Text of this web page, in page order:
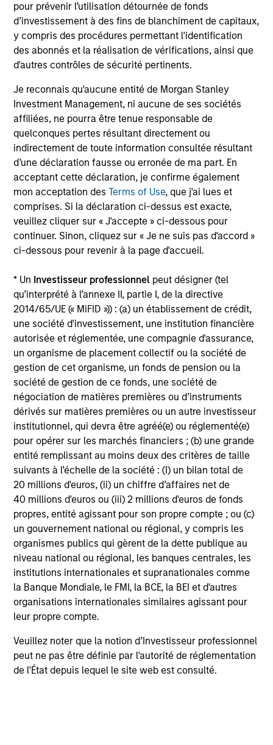
pour prévenir l’utilisation détournée de fonds
d’investissement à des fins de blanchiment de capitaux,
y compris des procédures permettant l'identification
des abonnés et la réalisation de vérifications, ainsi que
d'autres contrôles de sécurité pertinents.
Je reconnais qu'aucune entité de Morgan Stanley
Investment Management, ni aucune de ses sociétés
affiliées, ne pourra être tenue responsable de
quelconques pertes résultant directement ou
indirectement de toute information consultée résultant
d’une déclaration fausse ou erronée de ma part. En
acceptant cette déclaration, je confirme également
mon acceptation desTerms of Use, que j'ai lues et
comprises. Si la déclaration ci-dessus est exacte,
veuillez cliquer sur « J'accepte » ci-dessous pour
continuer. Sinon, cliquez sur « Je ne suis pas d'accord »
ci-dessous pour revenir à la page d'accueil.
* Un Investisseur professionnel peut désigner (tel
qu’interprété à l’annexe II, partie I, de la directive
2014/65/UE (« MiFID »)) : (a) un établissement de crédit,
une société d'investissement, une institution financière
autorisée et réglementée, une compagnie d'assurance,
un organisme de placement collectif ou la société de
gestion de cet organisme, un fonds de pension ou la
société de gestion de ce fonds, une société de
négociation de matières premières ou d’instruments
dérivés sur matières premières ou un autre investisseur
institutionnel, qui devra être agréé(e) ou réglementé(e)
pour opérer sur les marchés financiers ; (b) une grande
entité remplissant au moins deux des critères de taille
suivants à l’échelle de la société : (I) un bilan total de
20 millions d'euros, (ii) un chiffre d’affaires net de
40 millions d'euros ou (iii) 2 millions d'euros de fonds
propres, entité agissant pour son propre compte ; ou (c)
un gouvernement national ou régional, y compris les
organismes publics qui gèrent de la dette publique au
niveau national ou régional, les banques centrales, les
institutions internationales et supranationales comme
la Banque Mondiale, le FMI, la BCE, la BEI et d'autres
organisations internationales similaires agissant pour
leur propre compte.
Veuillez noter que la notion d’Investisseur professionnel
peut ne pas être définie par l'autorité de réglementation
de l'État depuis lequel le site web est consulté.
de frais et ne prennent pas en compte les
commissions et coûts relatifs à l’émission et au
rachat de parts. La source de toutes les données
relatives aux performances et aux indices est
Morgan Stanley Investment Management.
de cliquer icipour obtenir des informations
complémentaires sur les performances et autres
éléments importants, qui doivent être lus
attentivement.
Lesfrais courants reflètent les payements et frais
engagés lors du fonctionnement du fonds et sont déduits
des actifs du fonds pour la période. Ils incluent les
commissions et frais de gestion, dépôt et
d’administration.
Profil de risque et de
rendement
Loading
Composition 3
Caractéristiques du
portefeuille